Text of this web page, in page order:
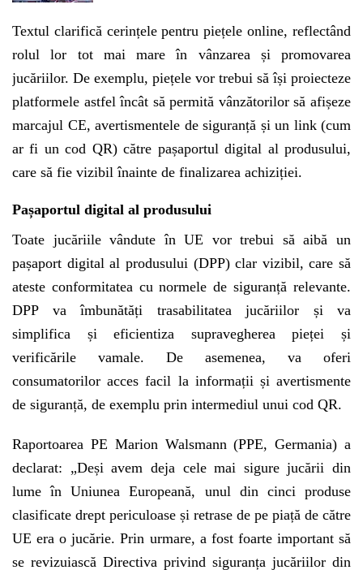
american
Textul clarifică cerințele pentru piețele online, reflectând
rolul lor tot mai mare în vânzarea și promovarea
jucăriilor. De exemplu, piețele vor trebui să își proiecteze
platformele astfel încât să permită vânzătorilor să afișeze
marcajul CE, avertismentele de siguranță și un link (cum
ar fi un cod QR) către pașaportul digital al produsului,
care să fie vizibil înainte de finalizarea achiziției.
Pașaportul digital al produsului
Toate jucăriile vândute în UE vor trebui să aibă un
pașaport digital al produsului (DPP) clar vizibil, care să
ateste conformitatea cu normele de siguranță relevante.
DPP va îmbunătăți trasabilitatea jucăriilor și va
simplifica și eficientiza supravegherea pieței și
verificările vamale. De asemenea, va oferi
consumatorilor acces facil la informații și avertismente
de siguranță, de exemplu prin intermediul unui cod QR.
Raportoarea PE Marion Walsmann (PPE, Germania) a
declarat: „Deși avem deja cele mai sigure jucării din
lume în Uniunea Europeană, unul din cinci produse
clasificate drept periculoase și retrase de pe piață de către
UE era o jucărie. Prin urmare, a fost foarte important să
se revizuiască Directiva privind siguranța jucăriilor din